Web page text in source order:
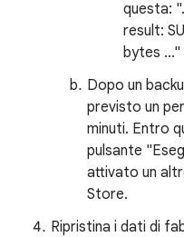
questa:
result:
bytes ..."
Dopo un
previsto un
minuti. Entro
pulsante
attivato un
Store.
Ripristina i dati di